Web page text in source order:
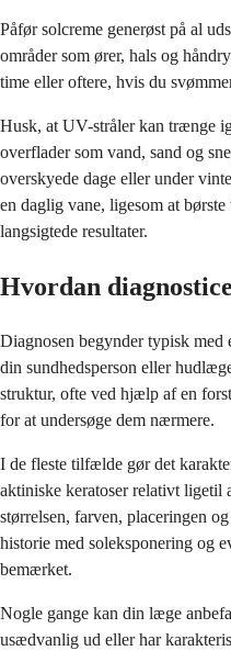
Påfør solcreme generøst på al
områder som ører, hals og
time eller oftere, hvis du
Husk, at UV-stråler kan trænge
overflader som vand, sand og
overskyede dage eller under
en daglig vane, ligesom at
langsigtede resultater.
Hvordan
Diagnosen begynder typisk med
din sundhedsperson eller
struktur, ofte ved hjælp af en
for at undersøge dem nærmere.
I de fleste tilfælde gør det
aktiniske keratoser relativt
størrelsen, farven, placeringen
historie med soleksponering og
bemærket.
Nogle gange kan din læge
usædvanlig ud eller har